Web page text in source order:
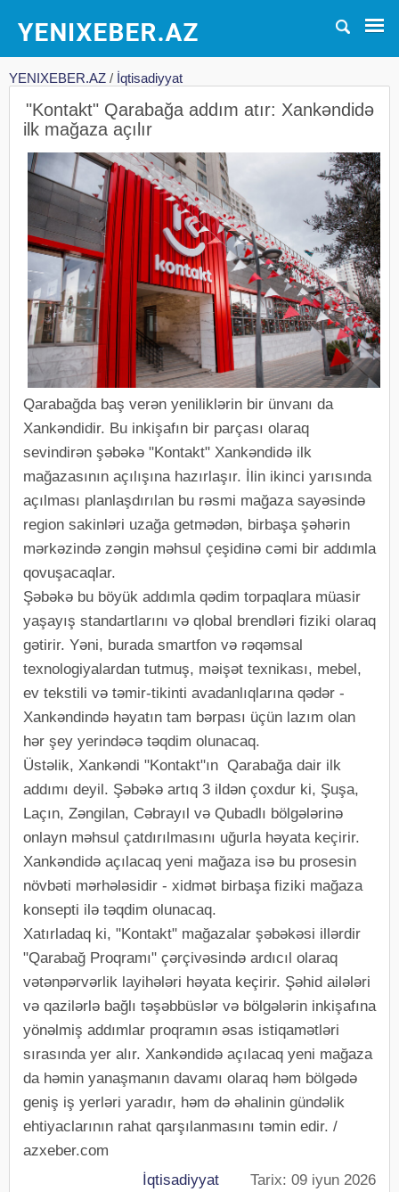
YENIXEBER.AZ / İqtisadiyyat
"Kontakt" Qarabağa addım atır: Xankəndidə
ilk mağaza açılır
Qarabağda baş verən yeniliklərin bir ünvanı da
Xankəndidir. Bu inkişafın bir parçası olaraq
sevindirən şəbəkə "Kontakt" Xankəndidə ilk
mağazasının açılışına hazırlaşır. İlin ikinci yarısında
açılması planlaşdırılan bu rəsmi mağaza sayəsində
region sakinləri uzağa getmədən, birbaşa şəhərin
mərkəzində zəngin məhsul çeşidinə cəmi bir addımla
qovuşacaqlar.
Şəbəkə bu böyük addımla qədim torpaqlara müasir
yaşayış standartlarını və qlobal brendləri fiziki olaraq
gətirir. Yəni, burada smartfon və rəqəmsal
texnologiyalardan tutmuş, məişət texnikası, mebel,
ev tekstili və təmir-tikinti avadanlıqlarına qədər -
Xankəndində həyatın tam bərpası üçün lazım olan
hər şey yerindəcə təqdim olunacaq.
Üstəlik, Xankəndi "Kontakt"ın Qarabağa dair ilk
addımı deyil. Şəbəkə artıq 3 ildən çoxdur ki, Şuşa,
Laçın, Zəngilan, Cəbrayıl və Qubadlı bölgələrinə
onlayn məhsul çatdırılmasını uğurla həyata keçirir.
Xankəndidə açılacaq yeni mağaza isə bu prosesin
növbəti mərhələsidir - xidmət birbaşa fiziki mağaza
konsepti ilə təqdim olunacaq.
Xatırladaq ki, "Kontakt" mağazalar şəbəkəsi illərdir
"Qarabağ Proqramı" çərçivəsində ardıcıl olaraq
vətənpərvərlik layihələri həyata keçirir. Şəhid ailələri
və qazilərlə bağlı təşəbbüslər və bölgələrin inkişafına
yönəlmiş addımlar proqramın əsas istiqamətləri
sırasında yer alır. Xankəndidə açılacaq yeni mağaza
da həmin yanaşmanın davamı olaraq həm bölgədə
geniş iş yerləri yaradır, həm də əhalinin gündəlik
ehtiyaclarının rahat qarşılanmasını təmin edir. /
azxeber.com
İqtisadiyyat Tarix: 09 iyun 2026